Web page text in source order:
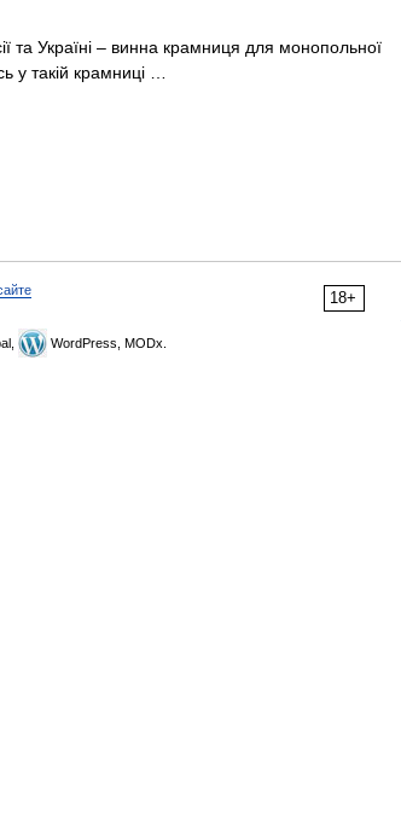
та Україні – винна крамниця для монопольної
у такій крамниці …
18+
WordPress, MODx.